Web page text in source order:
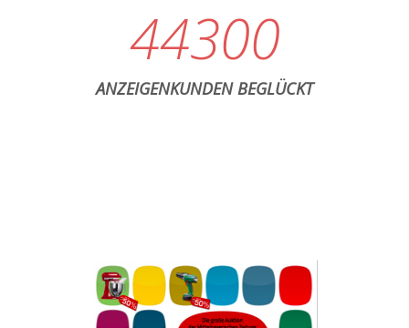
44300
ANZEIGENKUNDEN BEGLÜCKT